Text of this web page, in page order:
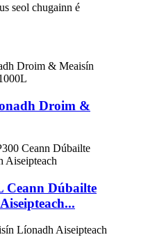
seol chugainn é
Droim &
Ceann Dúbailte